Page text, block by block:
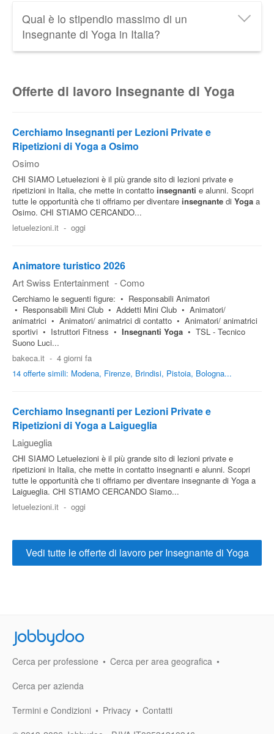
Italia è di circa750 € netti al mese
Qual è lo stipendio massimo di un
Insegnante di Yoga in Italia?
Offerte di lavoro Insegnante di Yoga
Cerchiamo Insegnanti per Lezioni Private e
Ripetizioni di Yoga a Osimo
Osimo
CHI SIAMO Letuelezioni è il più grande sito di lezioni private e
ripetizioni in Italia, che mette in contatto insegnanti e alunni. Scopri
tutte le opportunità che ti offriamo per diventare insegnante di Yoga a
Osimo. CHI STIAMO CERCANDO...
letuelezioni.it - oggi
Animatore turistico 2026
Art Swiss Entertainment - Como
Cerchiamo le seguenti figure: • Responsabili Animatori
• Responsabili Mini Club • Addetti Mini Club • Animatori/
animatrici • Animatori/ animatrici di contatto • Animatori/ animatrici
sportivi • Istruttori Fitness • Insegnanti Yoga • TSL - Tecnico
Suono Luci...
bakeca.it - 4 giorni fa
14 offerte simili: Modena, Firenze, Brindisi, Pistoia, Bologna...
Cerchiamo Insegnanti per Lezioni Private e
Ripetizioni di Yoga a Laigueglia
Laigueglia
CHI SIAMO Letuelezioni è il più grande sito di lezioni private e
ripetizioni in Italia, che mette in contatto insegnanti e alunni. Scopri
tutte le opportunità che ti offriamo per diventare insegnante di Yoga a
Laigueglia. CHI STIAMO CERCANDO Siamo...
letuelezioni.it - oggi
Vedi tutte le offerte di lavoro per Insegnante di Yoga
Jobbydoo
Cerca per professione
Cerca per area geografica
Cerca per azienda
Termini e Condizioni
Privacy
Contatti